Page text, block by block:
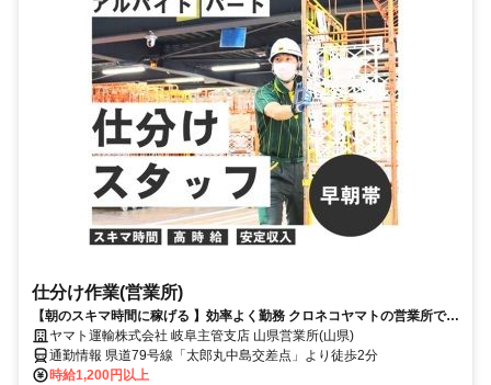
仕分け作業(営業所)
【朝のスキマ時間に稼げる 】効率よく勤務 クロネコヤマトの営業所で仕
分け作業
ヤマト運輸株式会社 岐阜主管支店 山県営業所(山県)
通勤情報 県道79号線「太郎丸中島交差点」より徒歩2分
時給1,200円以上